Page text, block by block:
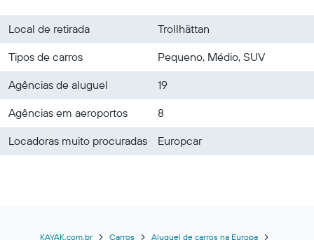
Local de retirada
Trollhättan
Tipos de carros
Pequeno, Médio, SUV
Agências de aluguel
19
Agências em aeroportos
8
Locadoras muito procuradas
Europcar
KAYAK.com.br Carros Aluguel de carros na Europa